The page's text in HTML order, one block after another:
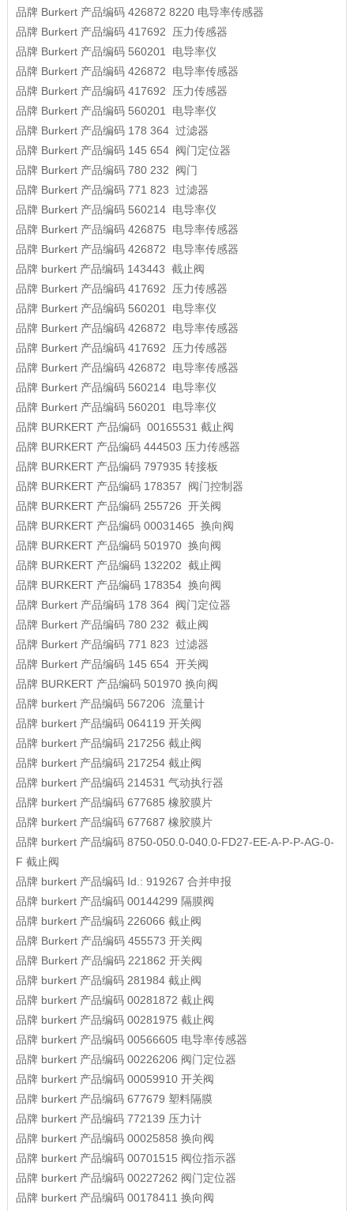
品牌 Burkert 产品编码 426872 8220 电导率传感器
品牌 Burkert 产品编码 417692
压力传感器
品牌 Burkert 产品编码 560201
电导率仪
品牌 Burkert 产品编码 426872
电导率传感器
品牌 Burkert 产品编码 417692
压力传感器
品牌 Burkert 产品编码 560201
电导率仪
品牌 Burkert 产品编码 178 364 过滤器
品牌 Burkert 产品编码 145 654 阀门定位器
品牌 Burkert 产品编码 780 232
阀门
品牌 Burkert 产品编码 771 823 过滤器
品牌 Burkert 产品编码 560214 电导率仪
品牌 Burkert 产品编码 426875
电导率传感器
品牌 Burkert 产品编码 426872
电导率传感器
品牌 burkert 产品编码 143443 截止阀
品牌 Burkert 产品编码 417692
压力传感器
品牌 Burkert 产品编码 560201
电导率仪
品牌 Burkert 产品编码 426872
电导率传感器
品牌 Burkert 产品编码 417692
压力传感器
品牌 Burkert 产品编码 426872
电导率传感器
品牌 Burkert 产品编码 560214 电导率仪
品牌 Burkert 产品编码 560201
电导率仪
品牌 BURKERT 产品编码 00165531 截止阀
品牌 BURKERT 产品编码 444503 压力传感器
品牌 BURKERT 产品编码 797935 转接板
品牌 BURKERT 产品编码 178357
阀门控制器
品牌 BURKERT 产品编码 255726 开关阀
品牌 BURKERT 产品编码 00031465 换向阀
品牌 BURKERT 产品编码 501970 换向阀
品牌 BURKERT 产品编码 132202 截止阀
品牌 BURKERT 产品编码 178354 换向阀
品牌 Burkert 产品编码 178 364 阀门定位器
品牌 Burkert 产品编码 780 232 截止阀
品牌 Burkert 产品编码 771 823 过滤器
品牌 Burkert 产品编码 145 654 开关阀
品牌 BURKERT 产品编码 501970 换向阀
品牌 burkert 产品编码 567206 流量计
品牌 burkert 产品编码 064119 开关阀
品牌 burkert 产品编码 217256 截止阀
品牌 burkert 产品编码 217254 截止阀
品牌 burkert 产品编码 214531 气动执行器
品牌 burkert 产品编码 677685 橡胶膜片
品牌 burkert 产品编码 677687 橡胶膜片
品牌 burkert 产品编码 8750-050.0-040.0-FD27-EE-A-P-P-AG-0-
F 截止阀
品牌 burkert 产品编码 Id.: 919267 合并申报
品牌 burkert 产品编码 00144299 隔膜阀
品牌 burkert 产品编码 226066 截止阀
品牌 Burkert 产品编码 455573 开关阀
品牌 Burkert 产品编码 221862 开关阀
品牌 burkert 产品编码 281984 截止阀
品牌 burkert 产品编码 00281872 截止阀
品牌 burkert 产品编码 00281975 截止阀
品牌 burkert 产品编码 00566605 电导率传感器
品牌 burkert 产品编码 00226206 阀门定位器
品牌 burkert 产品编码 00059910 开关阀
品牌 burkert 产品编码 677679 塑料隔膜
品牌 burkert 产品编码 772139 压力计
品牌 burkert 产品编码 00025858 换向阀
品牌 burkert 产品编码 00701515 阀位指示器
品牌 burkert 产品编码 00227262 阀门定位器
品牌 burkert 产品编码 00178411 换向阀